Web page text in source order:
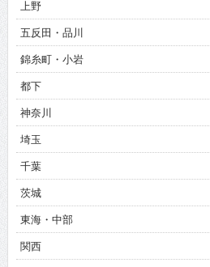
五反田・品川
錦糸町・小岩
都下
神奈川
埼玉
千葉
茨城
東海・中部
関西
北海道・東北